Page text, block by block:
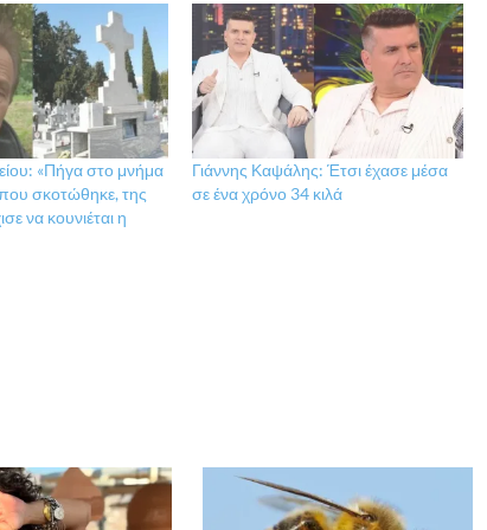
«Πήγα στο μνήμα
σκοτώθηκε, της
να κουνιέται η
Γιάννης Καψάλης: Έτσι έχασε μέσα
σε ένα χρόνο 34 κιλά